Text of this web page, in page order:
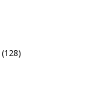
(128)